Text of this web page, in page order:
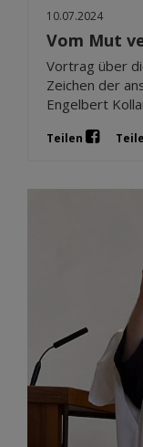
10.07.2024
Vom Mut
Vortrag über
Zeichen der
Engelbert
Teilen